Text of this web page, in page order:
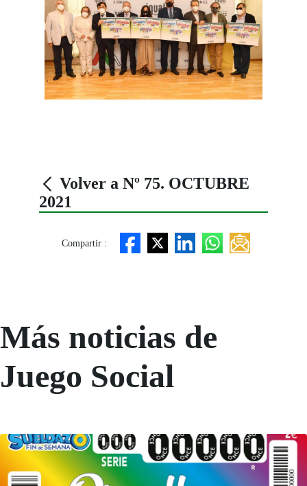
Volver a Nº 75. OCTUBRE
2021
Compartir :
Más noticias de
Juego Social